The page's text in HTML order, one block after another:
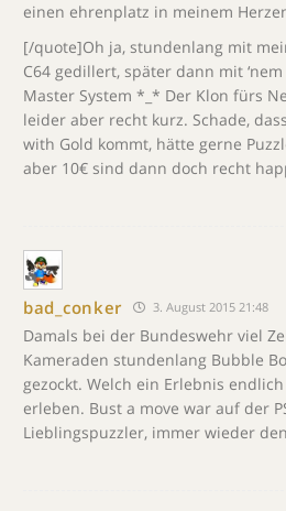
einen ehrenplatz in meinem
[/quote]Oh ja, stundenlang mit
C64 gedillert, später dann mit
Master System *_* Der Klon fürs
leider aber recht kurz. Schade,
with Gold kommt, hätte gerne
aber 10€ sind dann doch recht
bad_conker 3. August 2015 21:48
Damals bei der Bundeswehr viel
Kameraden stundenlang Bubble
gezockt. Welch ein Erlebnis
erleben. Bust a move war auf der
Lieblingspuzzler, immer wieder